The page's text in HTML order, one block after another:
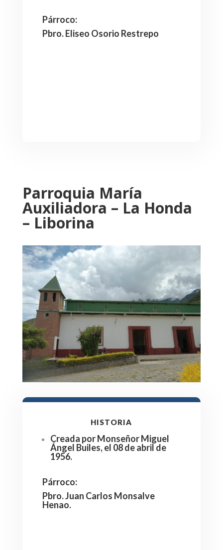
Párroco:
Pbro.Eliseo Osorio Restrepo
Parroquia María
Auxiliadora – La Honda
– Liborina
HISTORIA
Creada por Monseñor Miguel
Ángel Builes, el 08 de abril de
1956.
Párroco:
Pbro. Juan Carlos Monsalve
Henao.